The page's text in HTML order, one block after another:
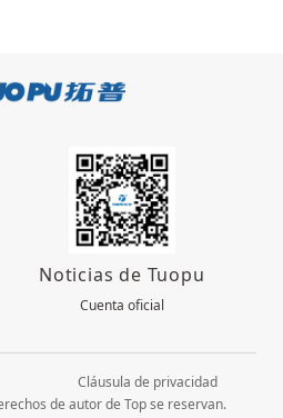
Noticias de Tuopu
Cuenta oficial
Cláusula de privacidad
de autor de Top se reservan.